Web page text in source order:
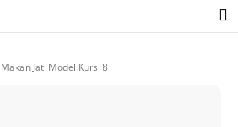

Jati Model Kursi 8